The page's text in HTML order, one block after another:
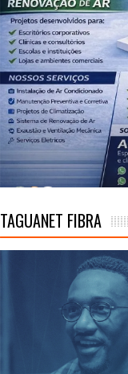
TAGUANET FIBRA